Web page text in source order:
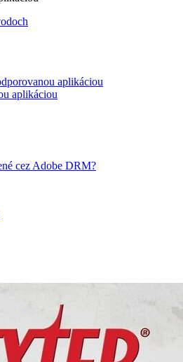
aplikáciou
aplikáciou
cez Adobe DRM?